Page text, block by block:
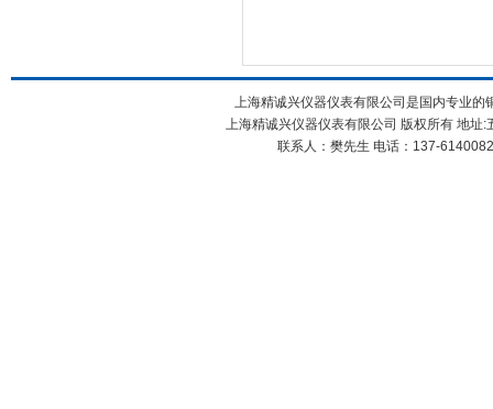
上海精诚兴仪器仪表有限公司是国内专业
上海精诚兴仪器仪表有限公司 版权所有 地
联系人：樊先生 电话：137-